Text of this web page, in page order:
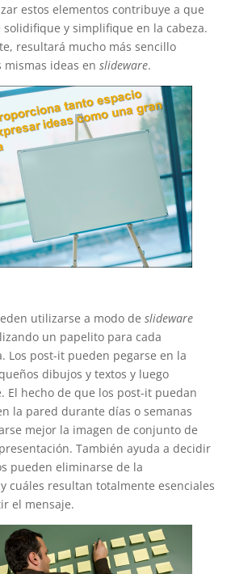
estos elementos contribuye a que
solidifique y simplifique en la cabeza.
resultará mucho más sencillo
mismas ideas en slideware.
utilizarse a modo de slideware
un papelito para cada
Los post-it pueden pegarse en la
dibujos y textos y luego
El hecho de que los post-it puedan
la pared durante días o semanas
mejor la imagen de conjunto de
También ayuda a decidir
pueden eliminarse de la
cuáles resultan totalmente esenciales
el mensaje.